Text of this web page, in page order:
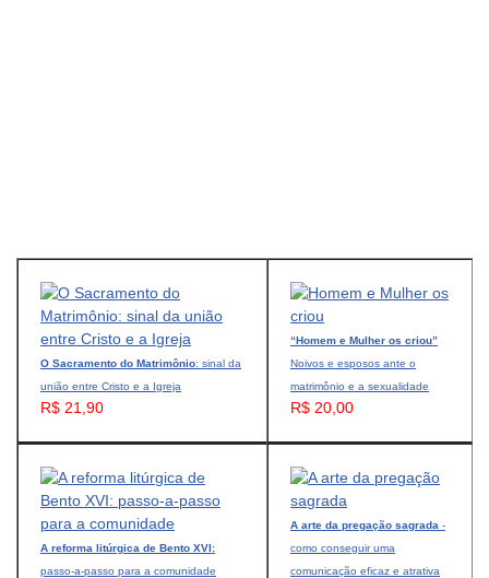
O Sacramento do Matrimônio: sinal da
união entre Cristo e a Igreja
R$ 21,90
“Homem e Mulher os criou”
Noivos e esposos ante o
matrimônio e a sexualidade
R$ 20,00
A reforma litúrgica de Bento XVI:
passo-a-passo para a comunidade
A arte da pregação sagrada -
como conseguir uma
comunicação eficaz e atrativa